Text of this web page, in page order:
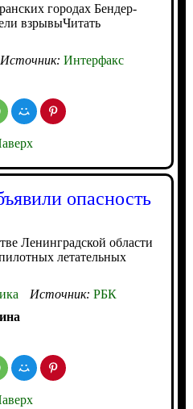
городах Бендер-
взрывыЧитать
Источник: Интерфакс
опасность
Ленинградской области
летательных
Источник: РБК